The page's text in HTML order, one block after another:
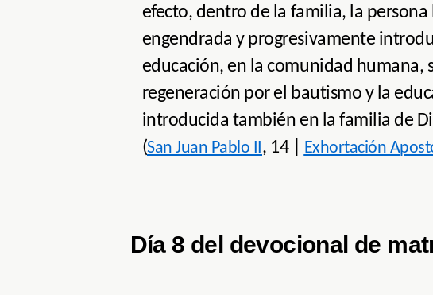
efecto, dentro de la familia, la persona
engendrada y progresivamente
educación, en la comunidad humana,
regeneración por el bautismo y la
introducida también en la familia de
(San Juan Pablo II , 14 | Exhortación
Día 8 del devocional de